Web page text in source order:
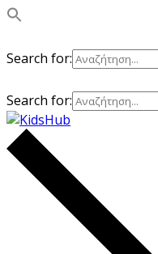
Search for:
Search for: